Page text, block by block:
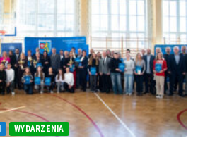
WYDARZENIA